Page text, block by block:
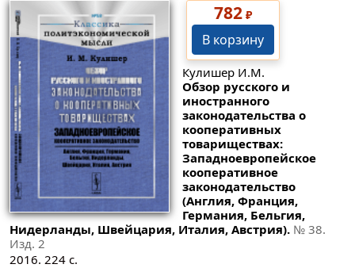
782₽
В корзину
Кулишер И.М.
Обзор русского и
иностранного
законодательства о
кооперативных
товариществах:
Западноевропейское
кооперативное
законодательство
(Англия, Франция,
Германия, Бельгия,
Нидерланды, Швейцария, Италия, Австрия). № 38.
Изд. 2
2016. 224 с.